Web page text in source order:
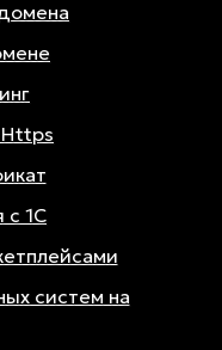
с 1С
систем на